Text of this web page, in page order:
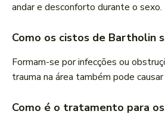
andar e desconforto durante o sexo.
Como os cistos de Bartholin
Formam-se por infecções ou
trauma na área também pode
Como é o tratamento para